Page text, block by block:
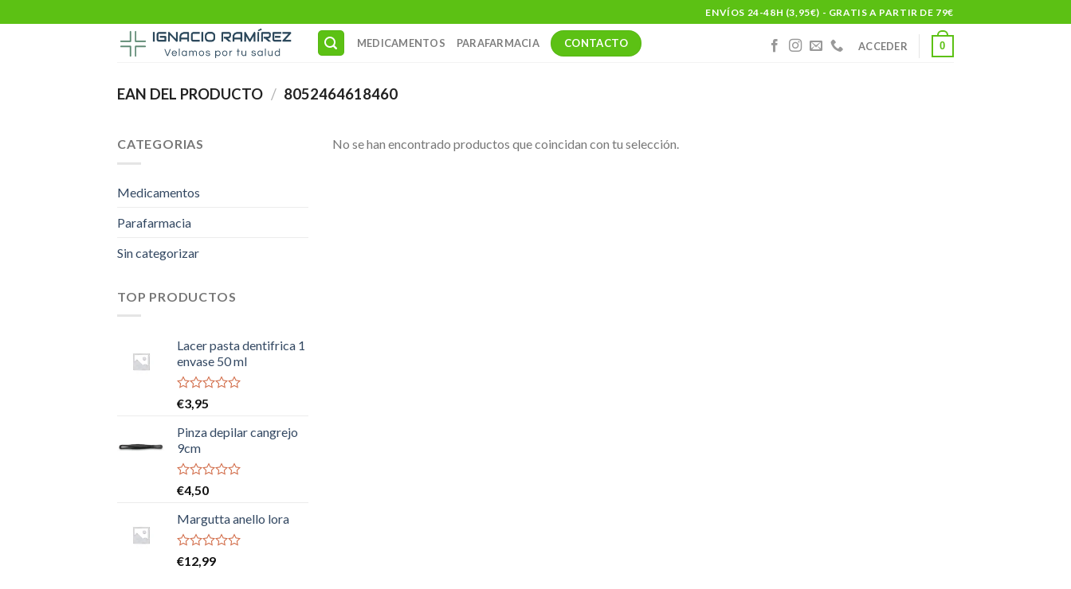
to
ENVÍOS 24-48H (3,95€) - GRATIS A PARTIR DE 79€
MEDICAMENTOS PARAFARMACIA CONTACTO ACCEDER 0
EAN DEL PRODUCTO / 8052464618460
CATEGORIAS
Medicamentos
Parafarmacia
Sin categorizar
TOP PRODUCTOS
Lacer pasta dentifrica 1
envase 50 ml
Valorado
con
0
de
5
€3,95
Pinza depilar cangrejo
9cm
Valorado
con
0
de
5
€4,50
Margutta anello lora
Valorado
€12,99
No se han encontrado productos que coincidan con tu selección.